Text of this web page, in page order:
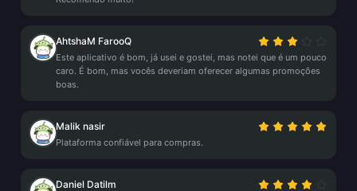
AhtshaM FarooQ
Este aplicativo é bom, já usei e gostei, mas notei que é um pouco
caro. É bom, mas vocês deveriam oferecer algumas promoções
boas.
Malik nasir
Plataforma confiável para compras.
Daniel Datilm